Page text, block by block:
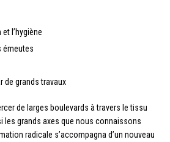
l’hygiène
émeutes
de grands travaux
de larges boulevards à travers le tissu
les grands axes que nous connaissons
radicale s’accompagna d’un nouveau